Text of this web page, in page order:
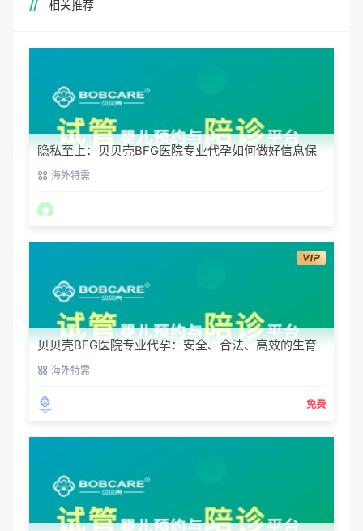
相关推荐
隐私至上：贝贝壳BFG医院专业代孕如何做好信息保
密？海外特需
贝贝壳BFG医院专业代孕：安全、合法、高效的生育
解决方案
海外特需
免费